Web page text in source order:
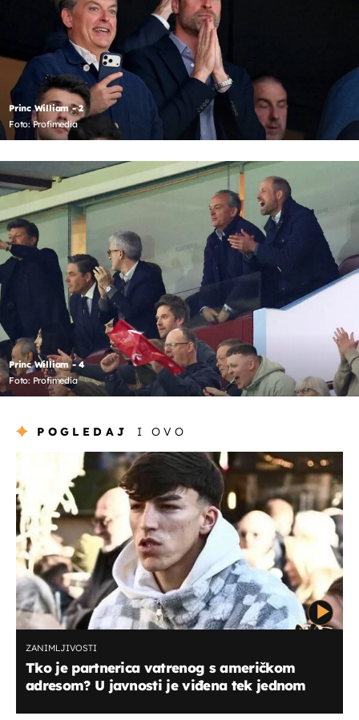
Princ William - 2
Foto: Profimedia
Princ William - 4
Foto: Profimedia
POGLEDAJ I OVO
ZANIMLJIVOSTI
Tko je partnerica vatrenog s američkom
adresom? U javnosti je viđena tek jednom